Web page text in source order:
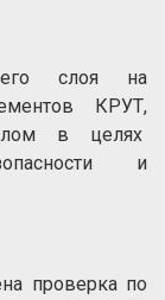
слоя на
КРУТ,
в целях
и
проверка по